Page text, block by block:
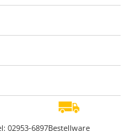
02953-6897Bestellware